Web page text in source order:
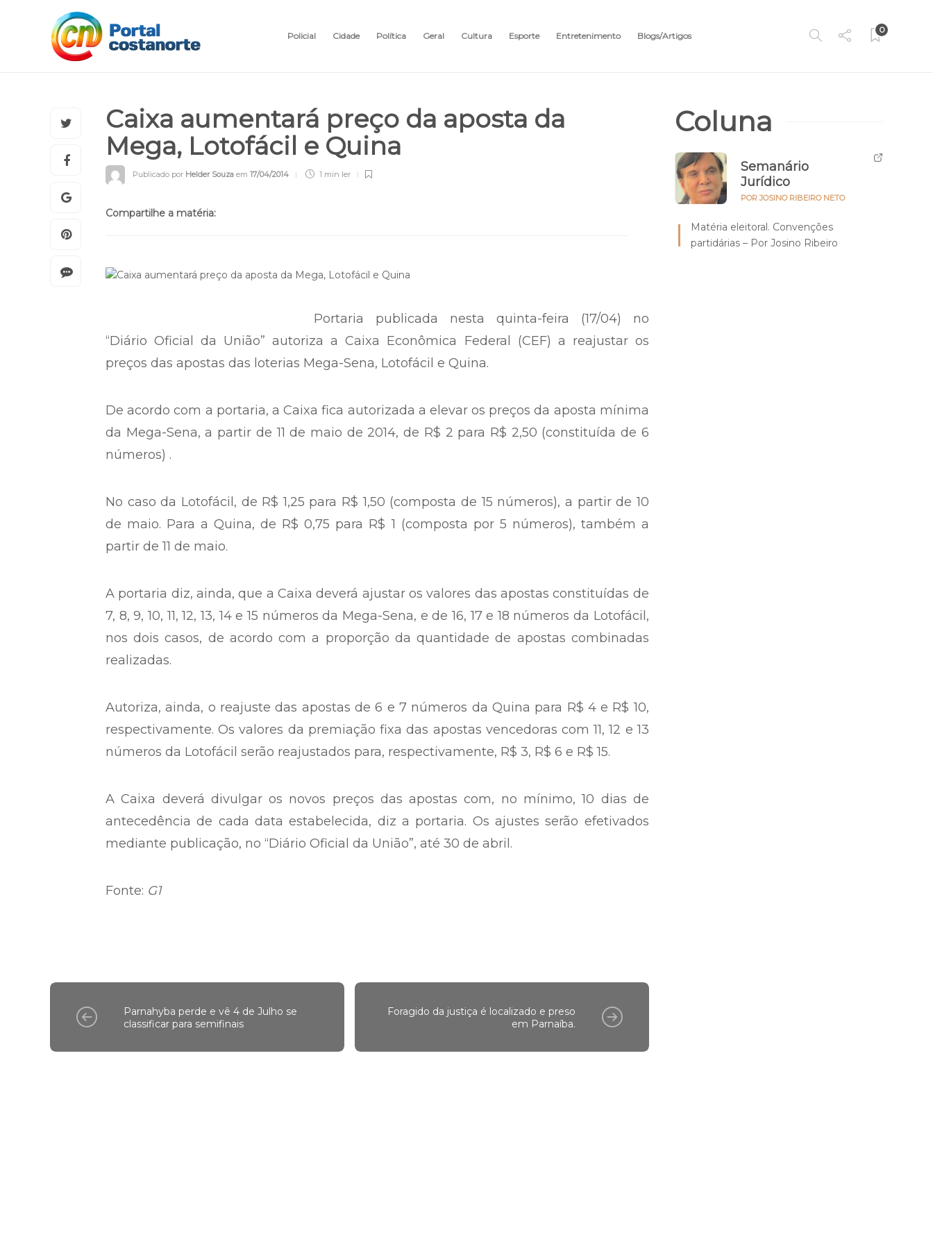
Policial Cidade Política Geral Cultura Esporte Entretenimento Blogs/Artigos
0
Caixa aumentará preço da aposta da
Mega, Lotofácil e Quina
Publicado por Helder Souza em 17/04/2014 1 min ler
Compartilhe a matéria:
Portaria publicada nesta quinta-feira (17/04) no
“Diário Oficial da União” autoriza a Caixa Econômica Federal (CEF) a reajustar os
preços das apostas das loterias Mega-Sena, Lotofácil e Quina.
De acordo com a portaria, a Caixa fica autorizada a elevar os preços da aposta mínima
da Mega-Sena, a partir de 11 de maio de 2014, de R$ 2 para R$ 2,50 (constituída de 6
números) .
No caso da Lotofácil, de R$ 1,25 para R$ 1,50 (composta de 15 números), a partir de 10
de maio. Para a Quina, de R$ 0,75 para R$ 1 (composta por 5 números), também a
partir de 11 de maio.
A portaria diz, ainda, que a Caixa deverá ajustar os valores das apostas constituídas de
7, 8, 9, 10, 11, 12, 13, 14 e 15 números da Mega-Sena, e de 16, 17 e 18 números da Lotofácil,
nos dois casos, de acordo com a proporção da quantidade de apostas combinadas
realizadas.
Autoriza, ainda, o reajuste das apostas de 6 e 7 números da Quina para R$ 4 e R$ 10,
respectivamente. Os valores da premiação fixa das apostas vencedoras com 11, 12 e 13
números da Lotofácil serão reajustados para, respectivamente, R$ 3, R$ 6 e R$ 15.
A Caixa deverá divulgar os novos preços das apostas com, no mínimo, 10 dias de
antecedência de cada data estabelecida, diz a portaria. Os ajustes serão efetivados
mediante publicação, no “Diário Oficial da União”, até 30 de abril.
Fonte: G1
Parnahyba perde e vê 4 de Julho se
classificar para semifinais
Foragido da justiça é localizado e preso
em Parnaíba.
Coluna
Semanário
Jurídico
POR JOSINO RIBEIRO NETO
Matéria eleitoral. Convenções
partidárias – Por Josino Ribeiro